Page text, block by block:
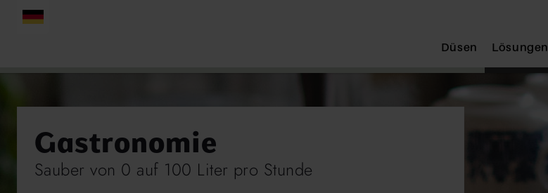
Düsen Lösungen
DEUTSCH
Gastronomie
Sauber von 0 auf 100 Liter pro Stunde